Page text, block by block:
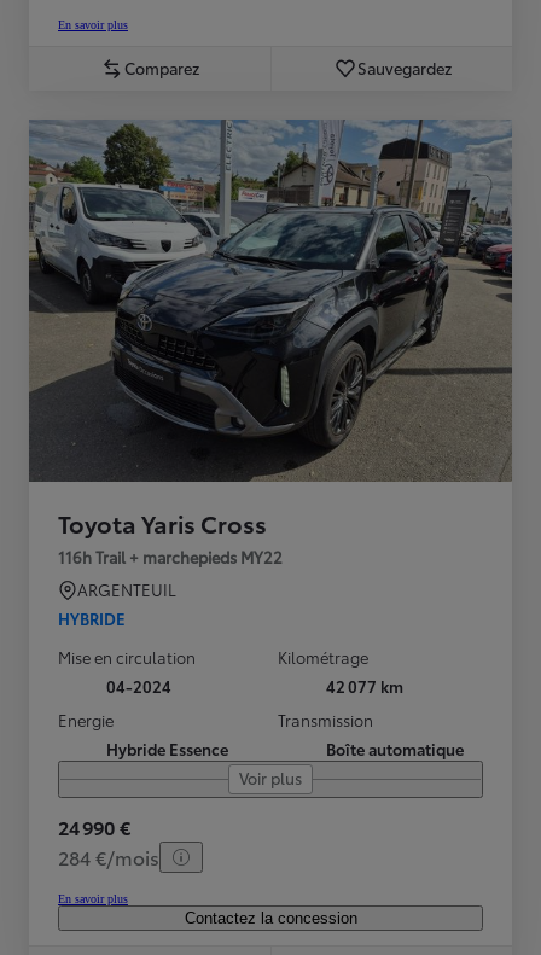
En savoir plus
Comparez Sauvegardez
Toyota Yaris Cross
116h Trail + marchepieds MY22
ARGENTEUIL
HYBRIDE
Mise en circulation
04-2024
Kilométrage
42 077 km
Energie
Hybride Essence
Transmission
Boîte automatique
Voir plus
24 990 €
284 €/mois
En savoir plus
Contactez la concession